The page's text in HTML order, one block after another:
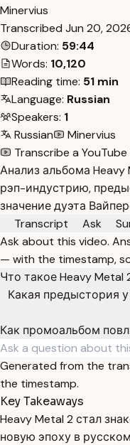
Minervius
Transcribed Jun 20,
Duration: 59:44
Words: 10,120
Reading time: 51 min
Language: Russian
Speakers: 1
Russian
Minervius
Transcribe a
Анализ альбома Heavy
рэп-индустрию,
значение дуэта
Transcript
Ask
Ask about this video.
— with the timestamp,
Что такое Heavy
Какая предыстория
Как промоальбом
Generated from the
the timestamp.
Key Takeaways
Heavy Metal 2 стал
новую эпоху в